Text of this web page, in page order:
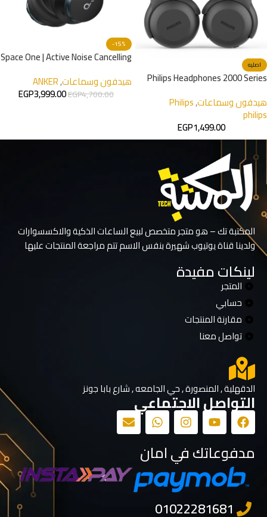
اصليه
Philips Headphones 2000 Series
هيدفون وسماعات,
Philips
philips
EGP1,499.00
-15%
Space One | Active Noise Cancelling
هيدفون وسماعات,
ANKER
EGP4,700.00
EGP3,999.00
المكتبة تك – هو متجر متخصص لبيع الساعات الذكية والاكسسوارات
ولدينا قناة يوتيوب شهيرة بنفس الاسم تتم مراجعة المنتجات عليها
لينكات مفيدة
المتجر
حسابي
مقارنة المنتجات
تواصل معنا
الدقهلية , المنصورة , حي الجامعه , شارع بابا جونز
التواصل الاجتماعي
مدفوعاتك في امان